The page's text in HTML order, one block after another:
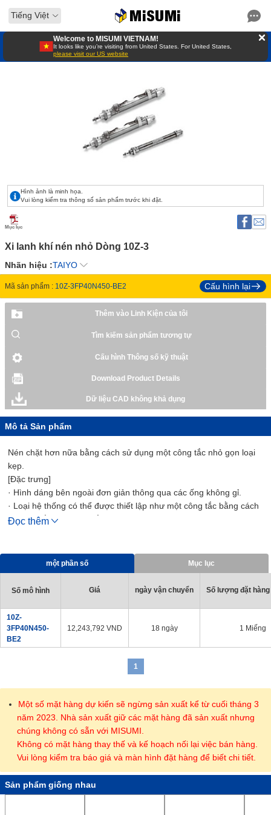
Tiếng Việt
Welcome to MISUMI VIETNAM!
It looks like you’re visiting from United States. For United States,
please visit our US website
Hình ảnh là minh họa.
Vui lòng kiểm tra thông số sản phẩm trước khi đặt.
Mục lục
Xi lanh khí nén nhỏ Dòng 10Z-3
Nhãn hiệu :TAIYO
Mã sản phẩm : 10Z-3FP40N450-BE2 Cấu hình lại
Thêm vào Linh Kiện của tôi
Tìm kiếm sản phẩm tương tự
Cấu hình Thông số kỹ thuật
Download Product Details
Dữ liệu CAD không khả dụng
Mô tả Sản phẩm
Nén chặt hơn nữa bằng cách sử dụng một công tắc nhỏ gọn loại
kẹp.
[Đặc trưng]
· Hình dáng bên ngoài đơn giản thông qua các ống không gỉ.
· Loại hệ thống có thể được thiết lập như một công tắc bằng cách
chỉ cần gắn một công tắc vào thân xi lanh chính.
pháp hỗ trợ tốt nhất.
· Thép không gỉ (với lớp mạ crôm cứng) được sử dụng cho các
thanh piston có đường kính trong tiêu chuẩn từ ø20 đến ø32.
Đọc thêm
một phần số Mục lục
Số mô hình Giá ngày vận chuyển Số lượng đặt
10Z-
3FP40N450-
BE2
12,243,792 VND 18 ngày 1 Miếng
1
Một số mặt hàng dự kiến sẽ ngừng sản xuất kể từ cuối tháng 3
năm 2023. Nhà sản xuất giữ các mặt hàng đã sản xuất nhưng
chúng không có sẵn với MISUMI.
Không có mặt hàng thay thế và kế hoạch nối lại việc bán hàng.
Vui lòng kiểm tra báo giá và màn hình đặt hàng để biết chi tiết.
Sản phẩm giống nhau